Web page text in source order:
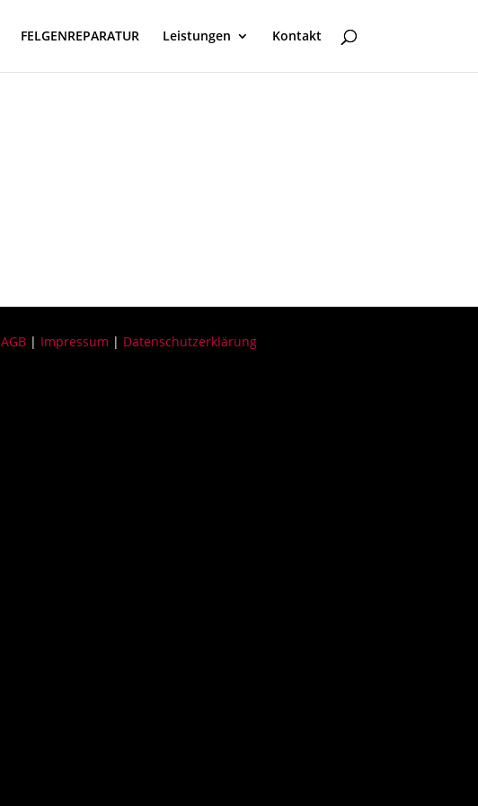
FELGENREPARATUR Leistungen Kontakt
AGB | Impressum | Datenschutzerklärung